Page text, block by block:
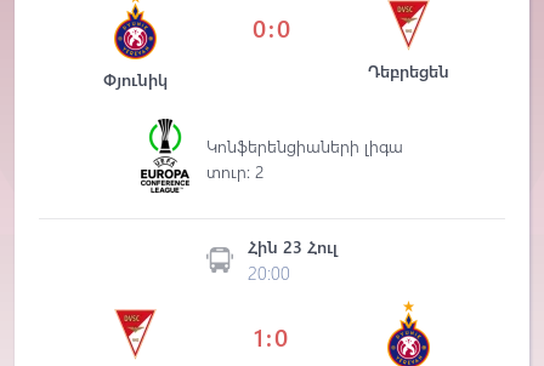
Փյունիկ
0:0
Դեբրեցեն
Կոնֆերենցիաների լիգա
տուր: 2
Հին 23 Հուլ
20:00
1:0